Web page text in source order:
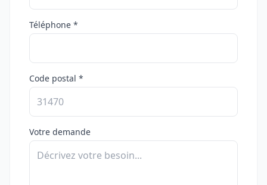
Téléphone *
Code postal *
Votre demande